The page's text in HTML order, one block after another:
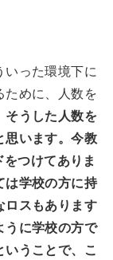
った環境下に
ために、人数を
そうした人数を
思います。今教
つけてありま
は学校の方に持
ロスもあります
うに学校の方で
うことで、こ